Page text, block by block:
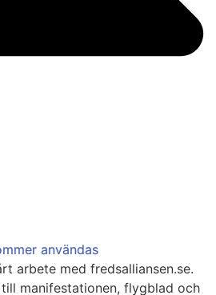
användas
arbete med fredsalliansen.se.
manifestationen, flygblad och